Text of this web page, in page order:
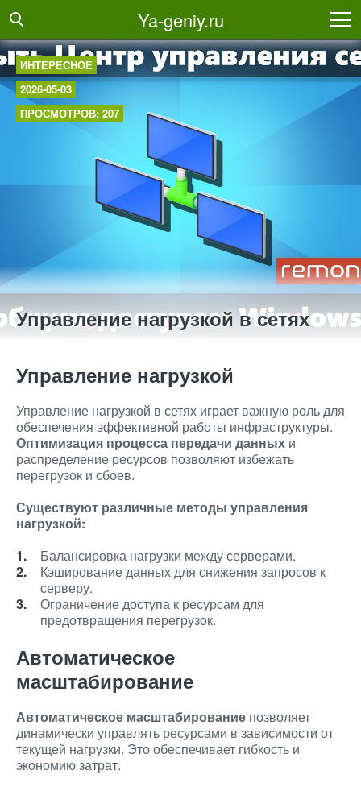
Ya-geniy.ru
ИНТЕРЕСНОЕ
2026-05-03
ПРОСМОТРОВ: 207
Управление нагрузкой в сетях
Управление нагрузкой
Управление нагрузкой в сетях играет важную роль для
обеспечения эффективной работы инфраструктуры.
Оптимизация процесса передачи данных и
распределение ресурсов позволяют избежать
перегрузок и сбоев.
Существуют различные методы управления
нагрузкой:
Балансировка нагрузки между серверами.
Кэширование данных для снижения запросов к
серверу.
Ограничение доступа к ресурсам для
предотвращения перегрузок.
Автоматическое
масштабирование
Автоматическое масштабирование позволяет
динамически управлять ресурсами в зависимости от
текущей нагрузки. Это обеспечивает гибкость и
экономию затрат.